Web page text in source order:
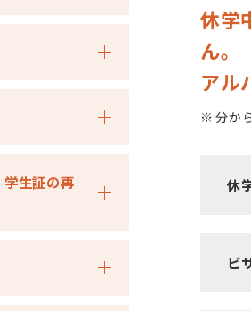
生証の再
休学
ん。
アル
※ 分か
休
ビ